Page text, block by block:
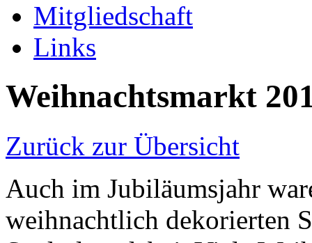
Mitgliedschaft
Links
Weihnachtsmarkt
Zurück zur Übersicht
Auch im Jubiläumsjahr
weihnachtlich dekorierten